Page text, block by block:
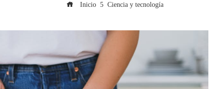
Inicio Ciencia y tecnología